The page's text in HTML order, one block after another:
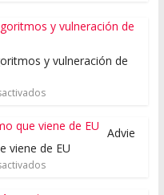
y vulneración de
Advie
viene de EU